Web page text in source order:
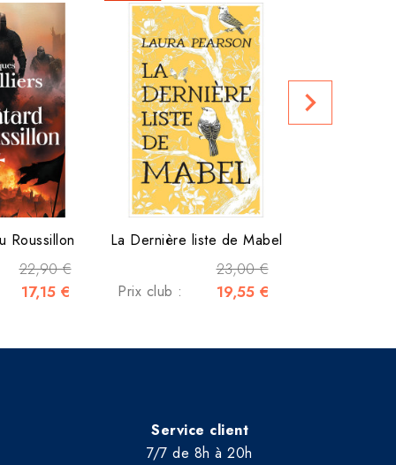
Roussillon
22,90 €
17,15 €
La Dernière liste de Mabel
23,00 €
Prix club : 19,55 €
Prix club :
navigate_next
Service client
7/7 de 8h à 20h